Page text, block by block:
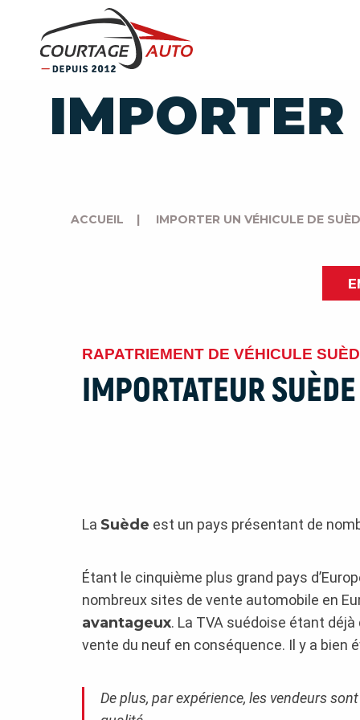
ACCUEIL | IMPORTER UN VÉHICULE DE
RAPATRIEMENT DE VÉHICULE
IMPORTATEUR SUÈDE
La Suède est un pays présentant de
Étant le cinquième plus grand pays
nombreux sites de vente automobile en
avantageux. La TVA suédoise étant
vente du neuf en conséquence. Il y a bien
De plus, par expérience, les vendeurs